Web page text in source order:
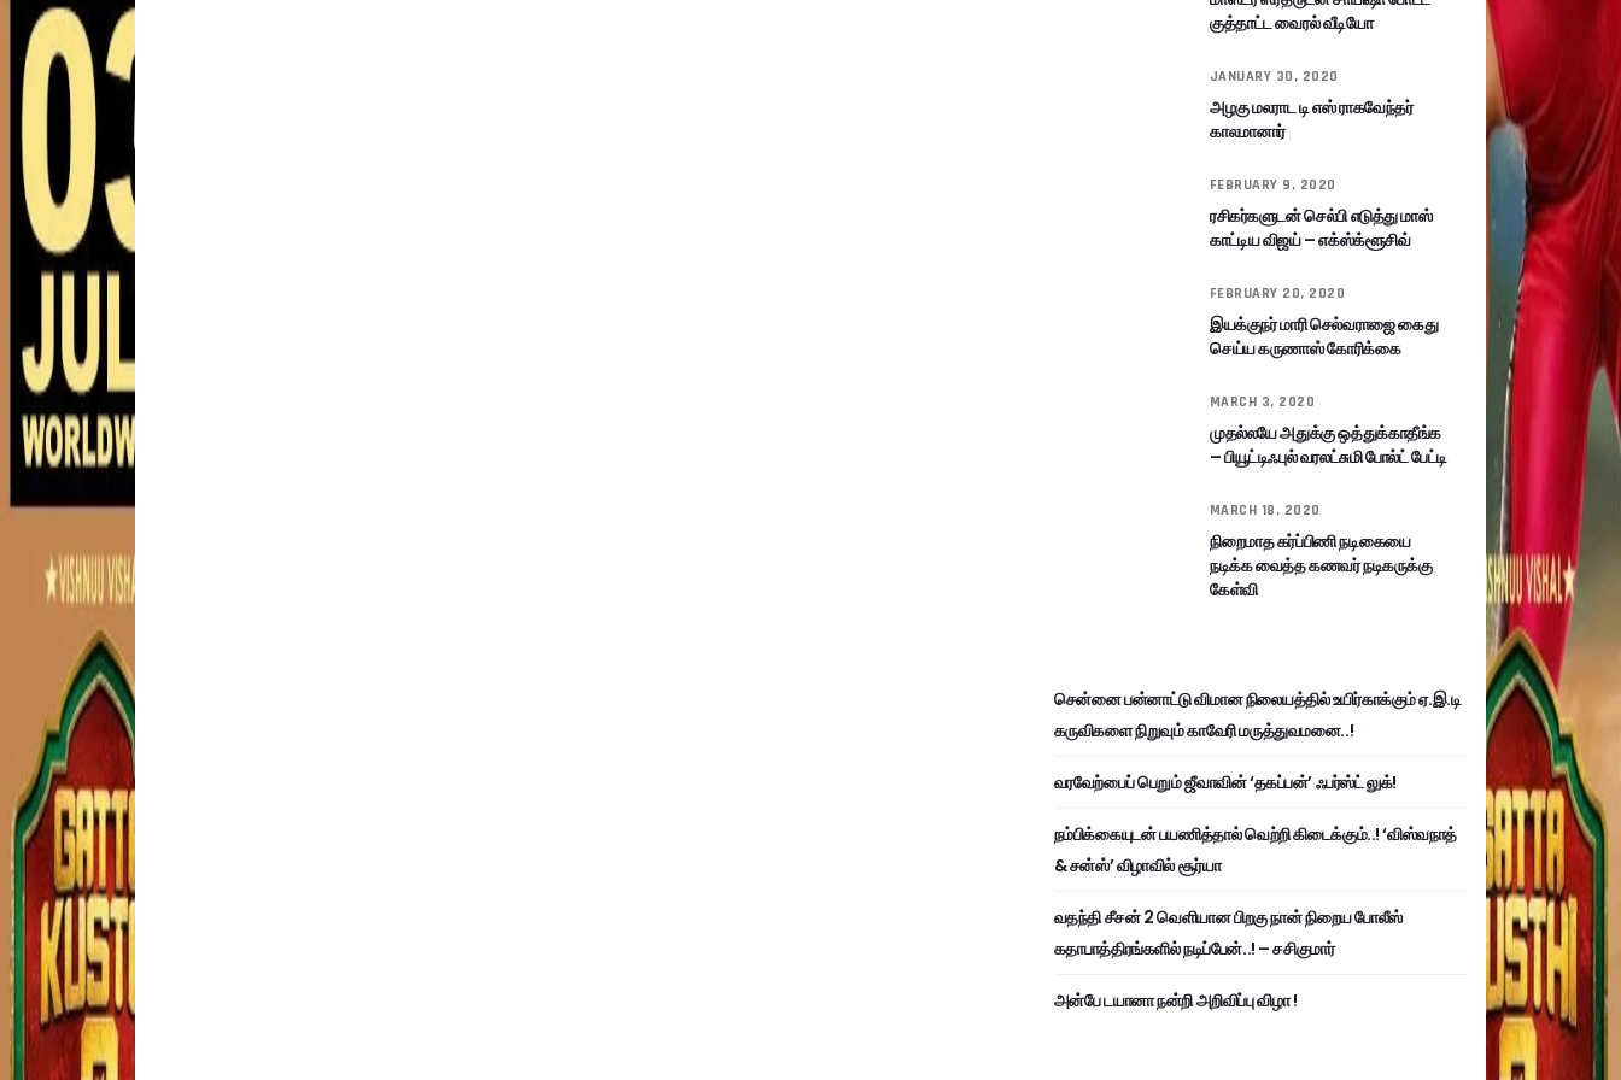
குத்தாட்ட வைரல் வீடியோ
JANUARY 30, 2020
அழகு மலராட டி எஸ் ராகவேந்தர்
காலமானார்
FEBRUARY 9, 2020
ரசிகர்களுடன் செல்பி எடுத்து மாஸ்
காட்டிய விஜய் – எக்ஸ்க்ளூசிவ்
FEBRUARY 20, 2020
இயக்குநர் மாரி செல்வராஜை கைது
செய்ய கருணாஸ் கோரிக்கை
MARCH 3, 2020
முதல்லயே அதுக்கு ஒத்துக்காதீங்க
– பியூட்டிஃபுல் வரலட்சுமி போல்ட் பேட்டி
MARCH 18, 2020
நிறைமாத கர்ப்பிணி நடிகையை
நடிக்க வைத்த கணவர் நடிகருக்கு
கேள்வி
சென்னை பன்னாட்டு விமான நிலையத்தில் உயிர்காக்கும் ஏ.இ.டி
கருவிகளை நிறுவும் காவேரி மருத்துவமனை..!
வரவேற்பைப் பெறும் ஜீவாவின் ‘தகப்பன்’ ஃபர்ஸ்ட் லுக்!
நம்பிக்கையுடன் பயணித்தால் வெற்றி கிடைக்கும்..! ‘விஸ்வநாத்
& சன்ஸ்’ விழாவில் சூர்யா
வதந்தி சீசன் 2 வெளியான பிறகு நான் நிறைய போலீஸ்
கதாபாத்திரங்களில் நடிப்பேன்..! – சசிகுமார்
அன்பே டயானா நன்றி அறிவிப்பு விழா !